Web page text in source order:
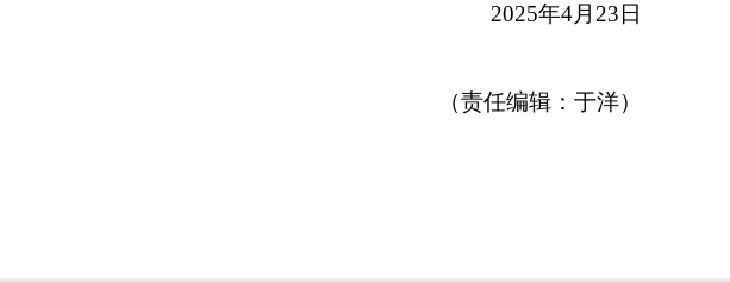
2025年4月23日
（责任编辑：于洋）